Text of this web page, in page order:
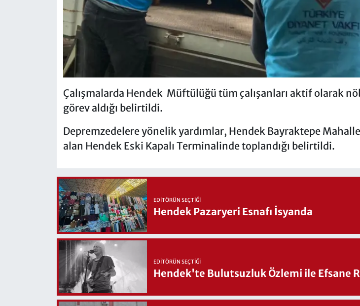
Çalışmalarda Hendek Müftülüğü tüm çalışanları aktif olarak
görev aldığı belirtildi.
Depremzedelere yönelik yardımlar, Hendek Bayraktepe
alan Hendek Eski Kapalı Terminalinde toplandığı belirtildi.
EDITÖRÜN SEÇTIĞI
Hendek Pazaryeri Esnafı İsyanda
EDITÖRÜN SEÇTIĞI
Hendek'te Bulutsuzluk Özlemi ile Efsane